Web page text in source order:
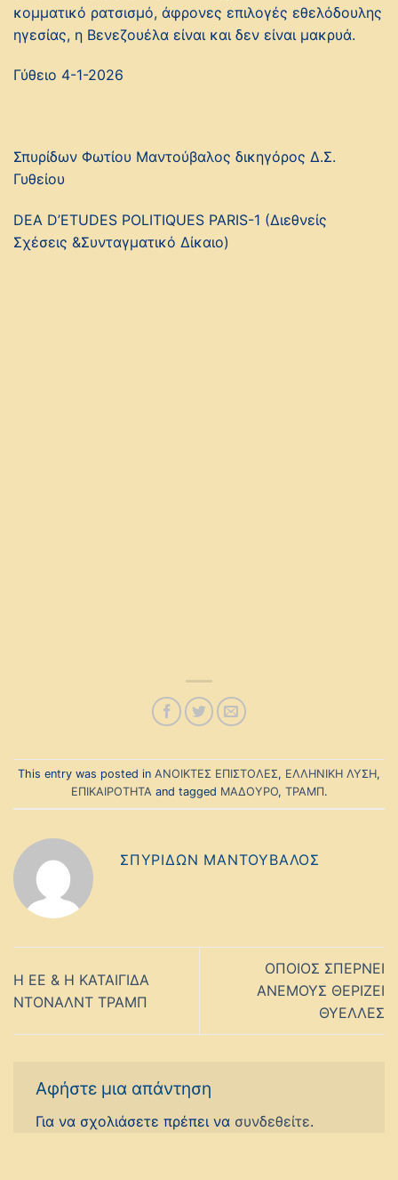
κομματικό ρατσισμό, άφρονες επιλογές εθελόδουλης
ηγεσίας, η Βενεζουέλα είναι και δεν είναι μακρυά.
Γύθειο 4-1-2026
Σπυρίδων Φωτίου Μαντούβαλος δικηγόρος Δ.Σ.
Γυθείου
DEA D’ETUDES POLITIQUES PARIS-1 (Διεθνείς
Σχέσεις &Συνταγματικό Δίκαιο)
This entry was posted in ΑΝΟΙΚΤΕΣ ΕΠΙΣΤΟΛΕΣ, ΕΛΛΗΝΙΚΗ ΛΥΣΗ,
ΕΠΙΚΑΙΡΟΤΗΤΑand tagged ΜΑΔΟΥΡΟ, ΤΡΑΜΠ.
ΣΠΥΡΊΔΩΝ ΜΑΝΤΟΎΒΑΛΟΣ
Η ΕΕ & Η ΚΑΤΑΙΓΙΔΑ
ΝΤΟΝΑΛΝΤ ΤΡΑΜΠ
ΟΠΟΙΟΣ ΣΠΕΡΝΕΙ
ΑΝΕΜΟΥΣ ΘΕΡΙΖΕΙ
ΘΥΕΛΛΕΣ
Αφήστε μια απάντηση
Για να σχολιάσετε πρέπει να συνδεθείτε.